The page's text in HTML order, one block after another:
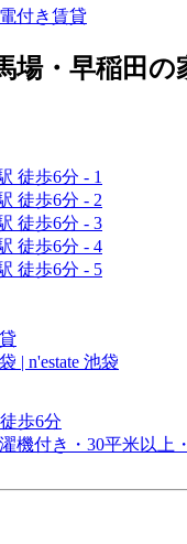
付き賃貸
場・早稲田 の
| n'estate 池袋
歩6分
機付き・30平米以上